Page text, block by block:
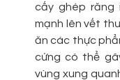
cấy ghép răng
mạnh lên vết
ăn các thực
cứng có thể
vùng xung